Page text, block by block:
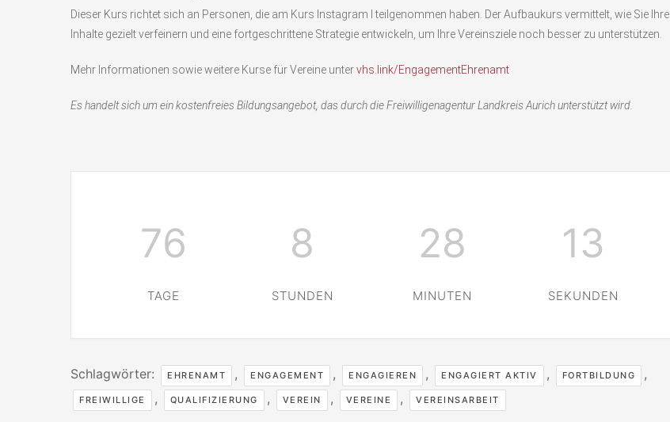
Dieser Kurs richtet sich an Personen, die am Kurs Instagram I teilgenommen haben. Der Aufbaukurs vermittelt, wie Sie Ihre
Inhalte gezielt verfeinern und eine fortgeschrittene Strategie entwickeln, um Ihre Vereinsziele noch besser zu unterstützen.
Mehr Informationen sowie weitere Kurse für Vereine untervhs.link/EngagementEhrenamt
Es handelt sich um ein kostenfreies Bildungsangebot, das durch die Freiwilligenagentur Landkreis Aurich unterstützt wird.
76
TAGE
8
STUNDEN
28
MINUTEN
13
SEKUNDEN
Schlagwörter: EHRENAMT , ENGAGEMENT , ENGAGIEREN , ENGAGIERT AKTIV , FORTBILDUNG ,
FREIWILLIGE , QUALIFIZIERUNG , VEREIN , VEREINE , VEREINSARBEIT